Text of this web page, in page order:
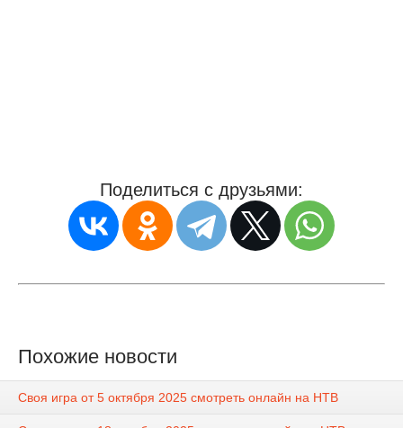
Поделиться с друзьями:
Похожие новости
Своя игра от 5 октября 2025 смотреть онлайн на НТВ